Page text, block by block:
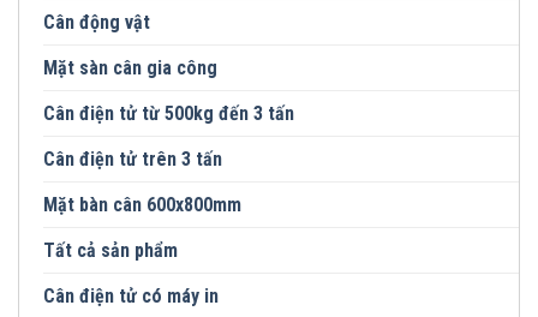
Cân động vật
Mặt sàn cân gia công
Cân điện tử từ 500kg đến 3 tấn
Cân điện tử trên 3 tấn
Mặt bàn cân 600x800mm
Tất cả sản phẩm
Cân điện tử có máy in